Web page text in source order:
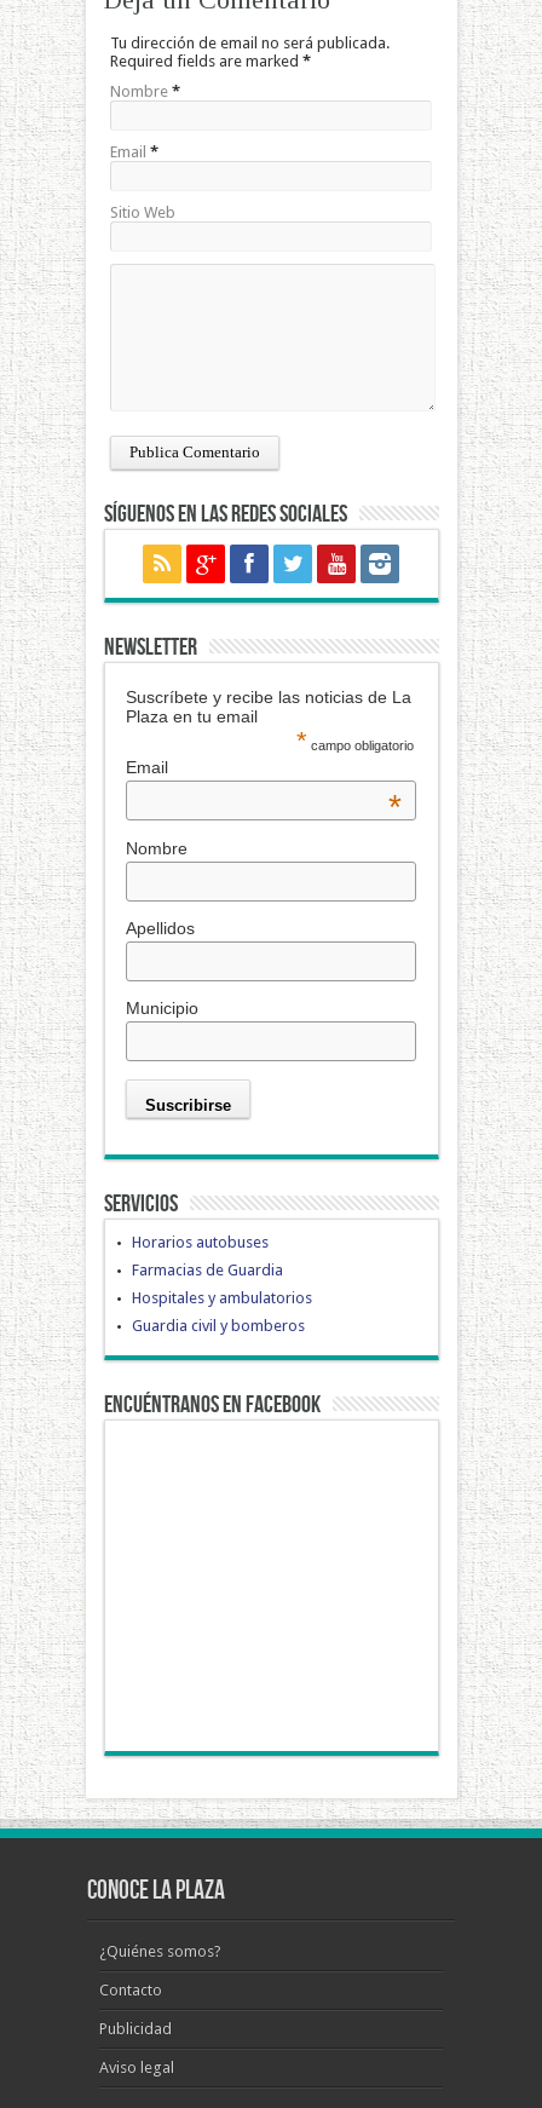
Tu dirección de email no será publicada.
Required fields are marked *
Nombre *
Email *
Sitio Web
Síguenos en las redes sociales
NEWSLETTER
Suscríbete y recibe las noticias de La
Plaza en tu email
* campo obligatorio
Email
*
Nombre
Apellidos
Municipio
Servicios
Horarios autobuses
Farmacias de Guardia
Hospitales y ambulatorios
Guardia civil y bomberos
Encuéntranos en Facebook
Conoce La Plaza
¿Quiénes somos?
Contacto
Publicidad
Aviso legal